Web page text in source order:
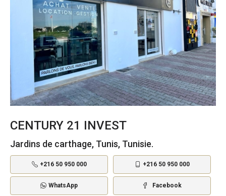
CENTURY 21 INVEST
Jardins de carthage, Tunis, Tunisie.
+216 50 950 000 +216 50 950 000
WhatsApp Facebook